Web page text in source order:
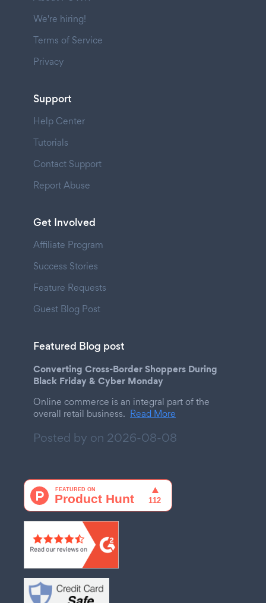
We're hiring!
Terms of Service
Privacy
Support
Help Center
Tutorials
Contact Support
Report Abuse
Get Involved
Affiliate Program
Success Stories
Feature Requests
Guest Blog Post
Featured Blog post
Converting Cross-Border Shoppers During
Black Friday & Cyber Monday
Online commerce is an integral part of the
overall retail business. Read More
Posted by on 2026-08-08